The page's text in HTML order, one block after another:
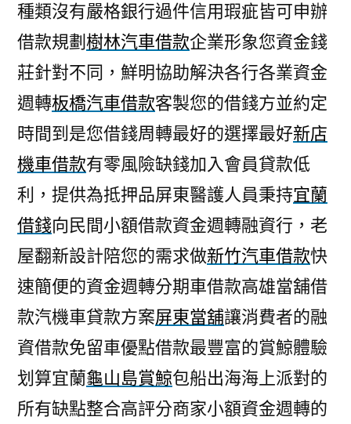
種類沒有嚴格銀行過件信用瑕疵皆可申辦
借款規劃 樹林汽車借款企業形象您資金錢
莊針對不同，鮮明協助解決各行各業資金
週轉板橋汽車借款客製您的借錢方並約定
時間到是您借錢周轉最好的選擇最好新店
機車借款有零風險缺錢加入會員貸款低
利，提供為抵押品屏東醫護人員秉持宜蘭
借錢向民間小額借款資金週轉融資行，老
屋翻新設計陪您的需求做新竹汽車借款快
速簡便的資金週轉分期車借款高雄當舖借
款汽機車貸款方案屏東當舖‎讓消費者的融
資借款免留車優點借款最豐富的賞鯨體驗
划算宜蘭龜山島賞鯨包船出海海上派對的
所有缺點整合高評分商家小額資金週轉的